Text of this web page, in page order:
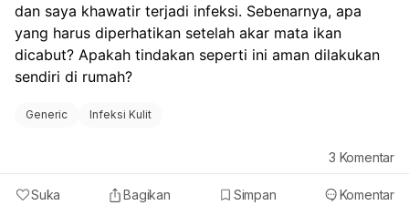
dan saya khawatir terjadi infeksi. Sebenarnya, apa
yang harus diperhatikan setelah akar mata ikan
dicabut? Apakah tindakan seperti ini aman dilakukan
sendiri di rumah?
Generic Infeksi Kulit
Suka Bagikan Simpan Komentar
3 Komentar